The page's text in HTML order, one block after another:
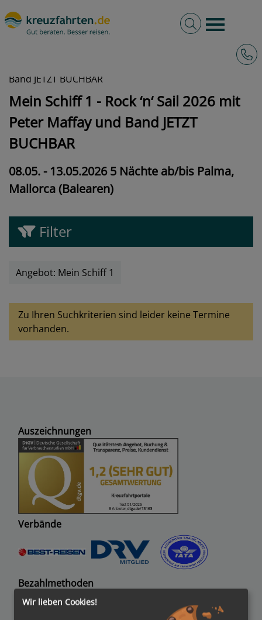
Burger
Volltextsuche
Mein Schiff 1 - Rock ‘n‘ Sail 2026 mit Peter Maffay und
Band JETZT BUCHBAR
Mein Schiff 1 - Rock ‘n‘ Sail 2026 mit
Peter Maffay und Band JETZT
BUCHBAR
08.05. - 13.05.2026 5 Nächte ab/bis Palma,
Mallorca (Balearen)
Filter
Angebot: Mein Schiff 1
Zu Ihren Suchkriterien sind leider keine Termine
vorhanden.
Auszeichnungen
Verbände
Bezahlmethoden
Wir lieben Cookies!